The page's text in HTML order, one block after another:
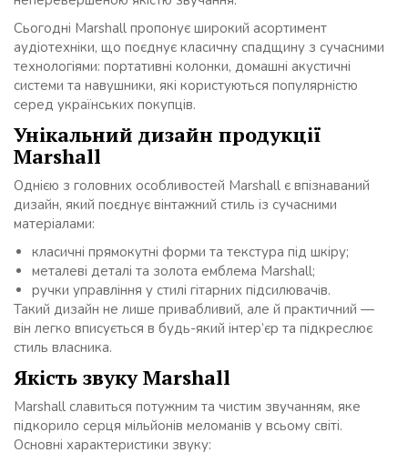
Сьогодні Marshall пропонує широкий асортимент
аудіотехніки, що поєднує класичну спадщину з сучасними
технологіями: портативні колонки, домашні акустичні
системи та навушники, які користуються популярністю
серед українських покупців.
Унікальний дизайн продукції
Marshall
Однією з головних особливостей Marshall є впізнаваний
дизайн, який поєднує вінтажний стиль із сучасними
матеріалами:
класичні прямокутні форми та текстура під шкіру;
металеві деталі та золота емблема Marshall;
ручки управління у стилі гітарних підсилювачів.
Такий дизайн не лише привабливий, але й практичний —
він легко вписується в будь-який інтер’єр та підкреслює
стиль власника.
Якість звуку Marshall
Marshall славиться потужним та чистим звучанням, яке
підкорило серця мільйонів меломанів у всьому світі.
Основні характеристики звуку: